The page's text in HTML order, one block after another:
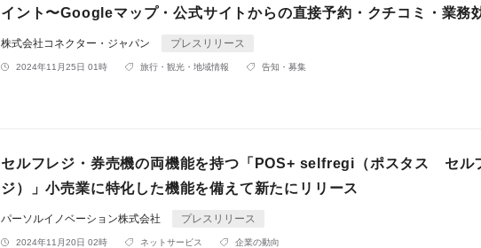
イント〜Googleマップ・公式サイトからの直接予約・クチコミ・業務
株式会社コネクター・ジャパン プレスリリース
2024年11月25日 01時 旅行・観光・地域情報 告知・募集
セルフレジ・券売機の両機能を持つ「POS+ selfregi（ポスタス セル
ジ）」小売業に特化した機能を備えて新たにリリース
パーソルイノベーション株式会社 プレスリリース
2024年11月20日 02時 ネットサービス 企業の動向